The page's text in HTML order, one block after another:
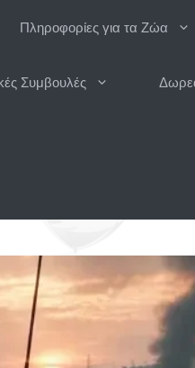
Πληροφορίες για τα Ζώα
Συμβουλές